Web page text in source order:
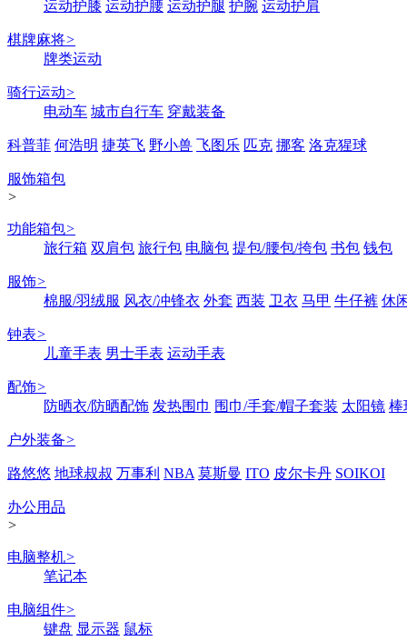
运动护膝 运动护腰 运动护腿 护腕 运动护肩
棋牌麻将>
牌类运动
骑行运动>
电动车 城市自行车 穿戴装备
科普菲 何浩明 捷英飞 野小兽 飞图乐 匹克 挪客 洛克猩球
服饰箱包
>
功能箱包>
旅行箱 双肩包 旅行包 电脑包 提包/腰包/挎包 书包 钱包
服饰>
棉服/羽绒服 风衣/冲锋衣 外套 西装 卫衣 马甲 牛仔裤 休
钟表>
儿童手表 男士手表 运动手表
配饰>
防晒衣/防晒配饰 发热围巾 围巾/手套/帽子套装 太阳镜 棒
户外装备>
路悠悠 地球叔叔 万事利 NBA 莫斯曼 ITO 皮尔卡丹 SOIKOI
办公用品
>
电脑整机>
笔记本
电脑组件>
键盘 显示器 鼠标